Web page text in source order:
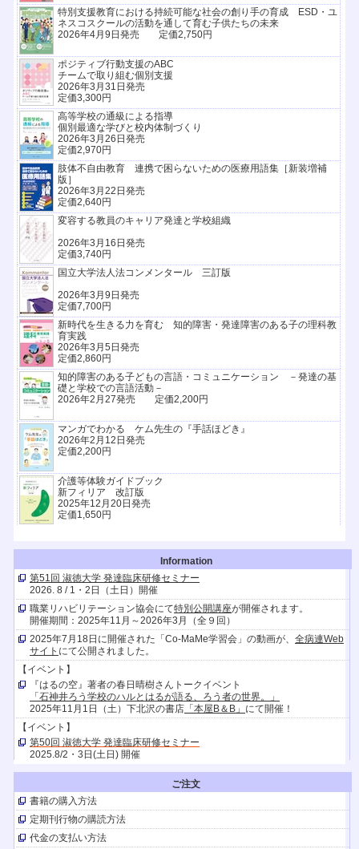
特別支援教育における持続可能な社会の創り手の育成 ESD・ユ
ネスコスクールの活動を通して育む子供たちの未来
2026年4月9日発売 定価2,750円
ポジティブ行動支援のABC
チームで取り組む個別支援
2026年3月31日発売
定価3,300円
高等学校の通級による指導
個別最適な学びと校内体制づくり
2026年3月26日発売
定価2,970円
肢体不自由教育 連携で困らないための医療用語集［新装増補
版］
2026年3月22日発売
定価2,640円
変容する教員のキャリア発達と学校組織
2026年3月16日発売
定価3,740円
国立大学法人法コンメンタール 三訂版
2026年3月9日発売
定価7,700円
新時代を生きる力を育む 知的障害・発達障害のある子の理科教
育実践
2026年3月5日発売
定価2,860円
知的障害のある子どもの言語・コミュニケーション －発達の基
礎と学校での言語活動－
2026年2月27発売 定価2,200円
マンガでわかる ケム先生の『手話ほどき』
2026年2月12日発売
定価2,200円
介護等体験ガイドブック
新フィリア 改訂版
2025年12月20日発売
定価1,650円
Information
第51回 淑徳大学 発達臨床研修セミナー
2026. 8 / 1・2日（土日）開催
職業リハビリテーション協会にて特別公開講座が開催されます。
開催期間：2025年11月～2026年3月（全９回）
2025年7月18日に開催された「Co-MaMe学習会」の動画が、 全病連Web
サイト にて公開されました。
【イベント】
『はるの空』著者の春日晴樹さんトークイベント
「石神井ろう学校のハルとはるが語る、ろう者の世界。」
2025年11月1日（土）下北沢の書店 「本屋B＆B」 にて開催！
【イベント】
第50回 淑徳大学 発達臨床研修セミナー
2025.8/2・3日(土日) 開催
【イベント】
お問合せが続いているので申し込み期限を延長します。検討中のみなさん
お急ぎください！
（ただし、16日以降は若干の制限があることをご了承くださいませ）
【TV放送】
ご注文
書籍の購入方法
定期刊行物の購読方法
代金の支払い方法